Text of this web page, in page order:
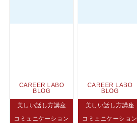
CAREER LABO
BLOG
美しい話し方講座
コミュニケーション
CAREER LABO
BLOG
美しい話し方講座
コミュニケーション